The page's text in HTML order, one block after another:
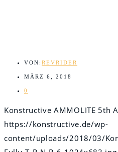
VON: REVRIDER
MÄRZ 6, 2018
0
Konstructive AMMOLITE 5th
https://konstructive.de/wp-
content/uploads/2018/03/